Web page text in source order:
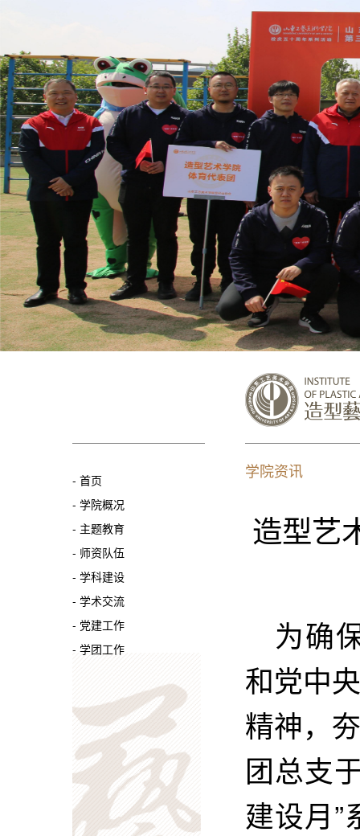
- 首页
- 学院概况
- 主题教育
- 师资队伍
- 学科建设
- 学术交流
- 党建工作
- 学团工作
学院资讯
造型艺
为确
和党中
精神，
团总支
建设月